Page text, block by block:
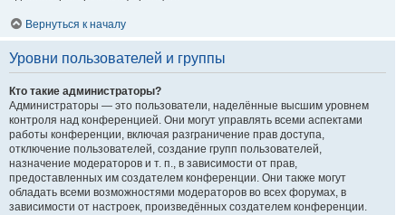
Вернуться к началу
Уровни пользователей и группы
Кто такие администраторы?
Администраторы — это пользователи, наделённые высшим уровнем
контроля над конференцией. Они могут управлять всеми аспектами
работы конференции, включая разграничение прав доступа,
отключение пользователей, создание групп пользователей,
назначение модераторов и т. п., в зависимости от прав,
предоставленных им создателем конференции. Они также могут
обладать всеми возможностями модераторов во всех форумах, в
зависимости от настроек, произведённых создателем конференции.